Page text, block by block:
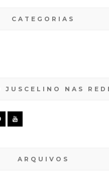
CATEGORIAS
JUSCELINO NAS
ARQUIVOS